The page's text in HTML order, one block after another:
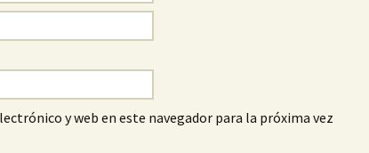
y web en este navegador para la próxima vez